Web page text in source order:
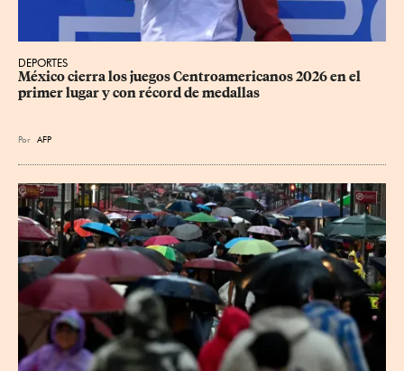
DEPORTES
México cierra los juegos Centroamericanos 2026 en el
primer lugar y con récord de medallas
Por AFP